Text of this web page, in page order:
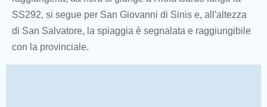
SS292, si segue per San Giovanni di Sinis e, all'altezza
di San Salvatore, la spiaggia è segnalata e raggiungibile
con la provinciale.